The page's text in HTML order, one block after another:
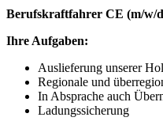
Berufskraftfahrer CE (m/w/
Ihre Aufgaben:
Auslieferung unserer
Regionale und
In Absprache auch
Ladungssicherung